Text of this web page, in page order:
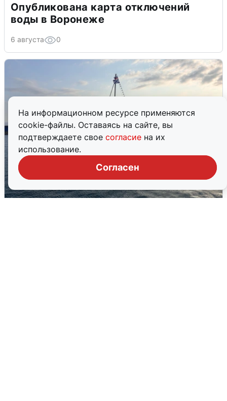
На информационном ресурсе применяются
cookie-файлы. Оставаясь на сайте, вы
подтверждаете свое согласие на их
использование.
Согласен
Опубликована карта отключений
воды в Воронеже
6 августа 0